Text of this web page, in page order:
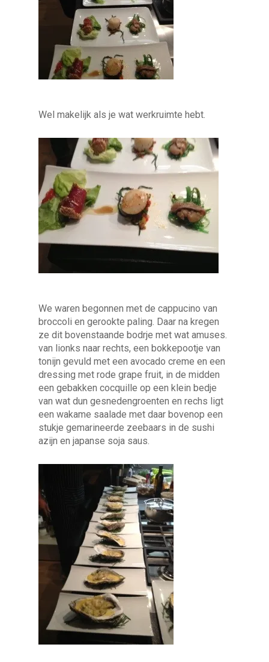
Wel makelijk als je wat werkruimte hebt.
We waren begonnen met de cappucino van
broccoli en gerookte paling. Daar na kregen
ze dit bovenstaande bodrje met wat amuses.
van lionks naar rechts, een bokkepootje van
tonijn gevuld met een avocado creme en een
dressing met rode grape fruit, in de midden
een gebakken cocquille op een klein bedje
van wat dun gesnedengroenten en rechs ligt
een wakame saalade met daar bovenop een
stukje gemarineerde zeebaars in de sushi
azijn en japanse soja saus.